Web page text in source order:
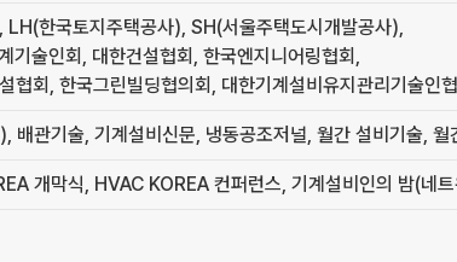
LH(한국토지주택공사), SH(서울주택도시개발공사),
기술인회, 대한건설협회, 한국엔지니어링협회,
협회, 한국그린빌딩협의회, 대한기계설비유지관리기술인
배관기술, 기계설비신문, 냉동공조저널, 월간 설비기술, 월
개막식, HVAC KOREA 컨퍼런스, 기계설비인의 밤(네